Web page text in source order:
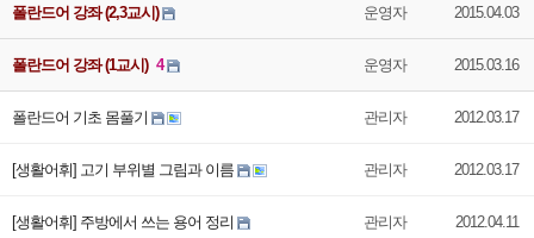
폴란드어 강좌 (2,3교시) 운영자 2015.04.03
폴란드어 강좌 (1교시) 4 운영자 2015.03.16
폴란드어 기초 몸풀기 관리자 2012.03.17
[생활어휘] 고기 부위별 그림과 이름 관리자 2012.03.17
[생활어휘] 주방에서 쓰는 용어 정리 관리자 2012.04.11